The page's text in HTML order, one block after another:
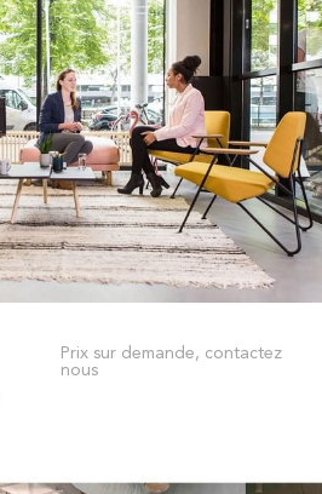
Prix sur demande, contactez
nous